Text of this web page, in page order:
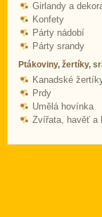
Girlandy a
Konfety
Párty nádobí
Párty srandy
Ptákoviny, žertíky,
Kanadské
Prdy
Umělá hovínka
Zvířata, havěť a